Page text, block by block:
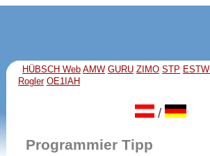
HÜBSCH Web AMW GURU ZIMO STP
Rogler OE1IAH
/
Programmier Tipp